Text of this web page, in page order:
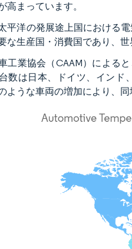
高まっています。
平洋の発展途上国における
な生産国・消費国であり、
工業協会（CAAM）による
数は日本、ドイツ、インド
ような車両の増加により、